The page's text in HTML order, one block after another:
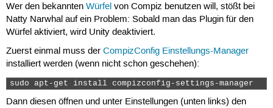
Wer den bekannten Würfelvon Compiz benutzen will, stößt bei
Natty Narwhal auf ein Problem: Sobald man das Plugin für den
Würfel aktiviert, wird Unity deaktiviert.
Zuerst einmal muss der CompizConfig Einstellungs-Manager
installiert werden (wenn nicht schon geschehen):
sudo apt-get install compizconfig-settings-manager
Dann diesen öffnen und unter Einstellungen (unten links) den